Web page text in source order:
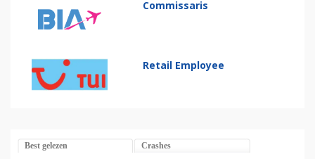
Commissaris
Retail Employee
Best gelezen Crashes